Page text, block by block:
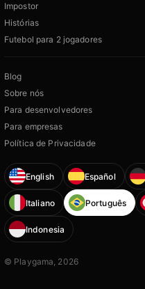
Impostor
Histórias
Futebol para 2 jogadores
Blog
Sobre nós
Para desenvolvedores
Para empresas
Política de Privacidade
English Español
Italiano Português
Indonesia
© Playgama, 2026